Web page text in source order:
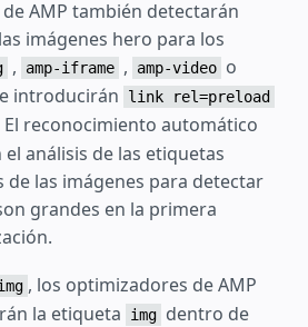
AMP también detectarán
imágenes hero para los
, amp-iframe , amp-video o
e introducirán link rel=preload
El reconocimiento automático
análisis de las etiquetas
de las imágenes para detectar
grandes en la primera
, los optimizadores de AMP
la etiqueta
img dentro de